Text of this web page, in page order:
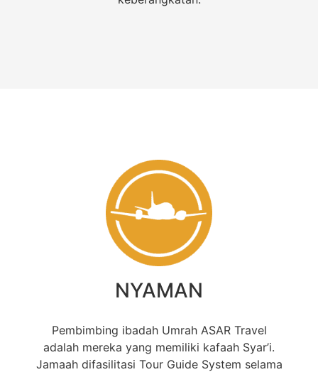
NYAMAN
Pembimbing ibadah Umrah ASAR Travel
adalah mereka yang memiliki kafaah Syar’i.
Jamaah difasilitasi Tour Guide System selama